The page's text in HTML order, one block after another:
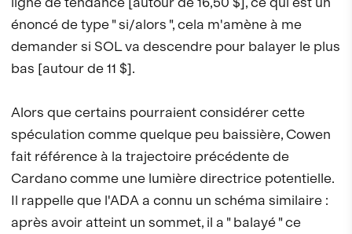
énoncé de type " si/alors ", cela m'amène à me
demander si SOL va descendre pour balayer le plus
bas [autour de 11 $].
Alors que certains pourraient considérer cette
spéculation comme quelque peu baissière, Cowen
fait référence à la trajectoire précédente de
Cardano comme une lumière directrice potentielle.
Il rappelle que l'ADA a connu un schéma similaire :
après avoir atteint un sommet, il a " balayé " ce